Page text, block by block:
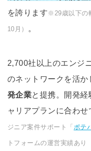
を誇ります ※29歳以下の
10月） 。
2,700社以上のエンジ
のネットワークを活か
発企業と提携。開発
ャリアプランに合わせ
ジニア案件サポート「 ポテ
トフォームの運営実績あり